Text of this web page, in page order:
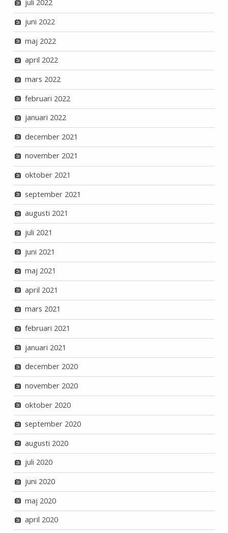
juli 2022
juni 2022
maj 2022
april 2022
mars 2022
februari 2022
januari 2022
december 2021
november 2021
oktober 2021
september 2021
augusti 2021
juli 2021
juni 2021
maj 2021
april 2021
mars 2021
februari 2021
januari 2021
december 2020
november 2020
oktober 2020
september 2020
augusti 2020
juli 2020
juni 2020
maj 2020
april 2020